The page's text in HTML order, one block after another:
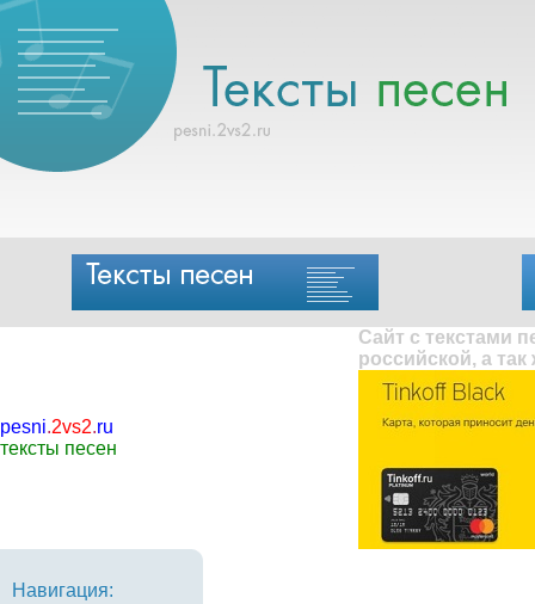
pesni.2vs2.ru
тексты песен
Сайт с текстами
российской, а
Навигация: